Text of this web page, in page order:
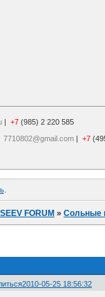
| +7 (985) 2 220 585
7710802@gmail.com | +7
.
FORUM »Сольные
2010-05-25 18:56:32